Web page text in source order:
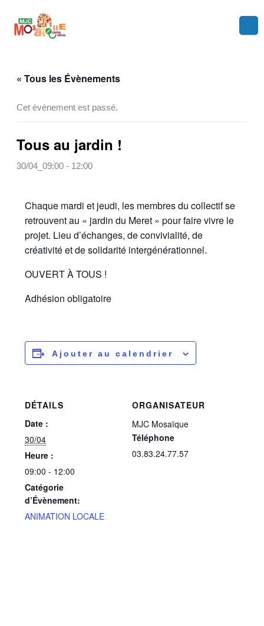
contenu
« Tous les Évènements
Cet évènement est passé.
Tous au jardin !
30/04_09:00- 12:00
Chaque mardi et jeudi, les membres du collectif se
retrouvent au « jardin du Meret » pour faire vivre le
projet. Lieu d’échanges, de convivialité, de
créativité et de solidarité intergénérationnel.
OUVERT À TOUS !
Adhésion obligatoire
Ajouter au calendrier
DÉTAILS
Date :
30/04
Heure :
09:00 - 12:00
Catégorie
d’Évènement:
ANIMATION LOCALE
ORGANISATEUR
MJC Mosaïque
Téléphone
03.83.24.77.57